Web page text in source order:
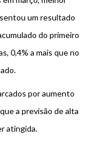
um resultado
do primeiro
0,4% a mais que no
por aumento
a previsão de alta
atingida.